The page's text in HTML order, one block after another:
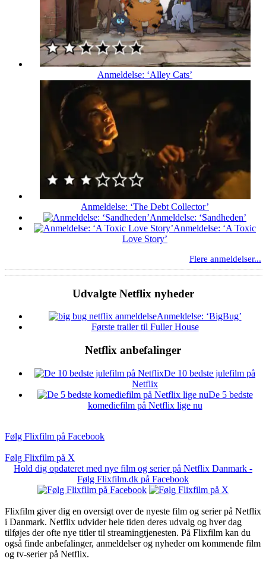
Anmeldelse: ‘Alley Cats’
Anmeldelse: ‘The Debt Collector’
Anmeldelse: ‘Sandheden’
Anmeldelse: ‘A Toxic
Love Story’
Flere anmeldelser...
Udvalgte Netflix nyheder
Anmeldelse: ‘BigBug’
Første trailer til Fuller House
Netflix anbefalinger
De 10 bedste julefilm på
Netflix
De 5 bedste
komediefilm på Netflix lige nu
Følg Flixfilm på Facebook
Følg Flixfilm på X
Hold dig opdateret med nye film og serier på Netflix Danmark -
Følg Flixfilm.dk på Facebook
Flixfilm giver dig en oversigt over de nyeste film og serier på Netflix
i Danmark. Netflix udvider hele tiden deres udvalg og hver dag
tilføjes der ofte nye titler til streamingtjenesten. På Flixfilm kan du
også finde anbefalinger, anmeldelser og nyheder om kommende film
og tv-serier på Netflix.